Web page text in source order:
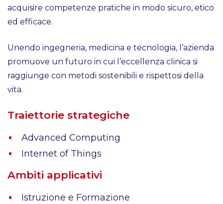
acquisire competenze pratiche in modo sicuro, etico
ed efficace.
Unendo ingegneria, medicina e tecnologia, l’azienda
promuove un futuro in cui l’eccellenza clinica si
raggiunge con metodi sostenibili e rispettosi della
vita.
Traiettorie strategiche
Advanced Computing
Internet of Things
Ambiti applicativi
Istruzione e Formazione